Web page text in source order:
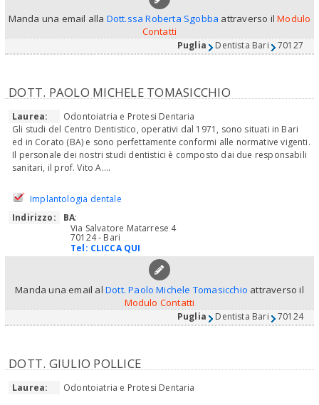
Manda una email alla Dott.ssa Roberta Sgobba attraverso ilModulo
Contatti
Puglia Dentista Bari 70127
DOTT. PAOLO MICHELE TOMASICCHIO
Laurea:
Odontoiatria e Protesi Dentaria
Gli studi del Centro Dentistico, operativi dal 1971, sono situati in Bari
ed in Corato (BA) e sono perfettamente conformi alle normative vigenti.
Il personale dei nostri studi dentistici è composto dai due responsabili
sanitari, il prof. Vito A....
Implantologia dentale
Indirizzo:
BA:
Via Salvatore Matarrese 4
70124 - Bari
Tel: CLICCA QUI
Manda una email al Dott. Paolo Michele Tomasicchio attraverso il
Modulo Contatti
Puglia Dentista Bari 70124
DOTT. GIULIO POLLICE
Laurea:
Odontoiatria e Protesi Dentaria